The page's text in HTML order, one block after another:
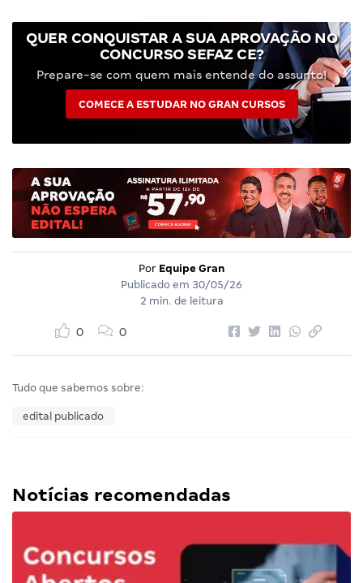
QUER CONQUISTAR A SUA APROVAÇÃO NO
CONCURSO SEFAZ CE?
Prepare-se com quem mais entende do assunto!
COMECE A ESTUDAR NO GRAN CURSOS
Por Equipe Gran
Publicado em 30/05/26
2 min. de leitura
0 0
Tudo que sabemos sobre:
edital publicado
Notícias recomendadas